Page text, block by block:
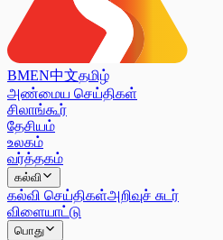
BMEN中文தமிழ்
அண்மைய செய்திகள்
சிலாங்கூர்
தேசியம்
உலகம்
வர்த்தகம்
கல்வி
கல்வி செய்திகள்அறிவுச் சுடர்
விளையாட்டு
பொது